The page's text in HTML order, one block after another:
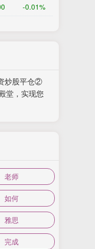
-0.01%
炒股平仓②
堂，实现您
老师
如何
雅思
完成